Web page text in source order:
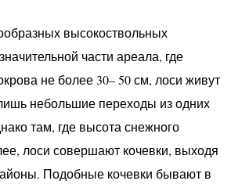
высокоствольных
части ареала, где
не более 30– 50 см, лоси живут
небольшие переходы из одних
там, где высота снежного
лоси совершают кочевки, выходя
Подобные кочевки бывают в